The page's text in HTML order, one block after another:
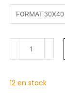
12 en stock